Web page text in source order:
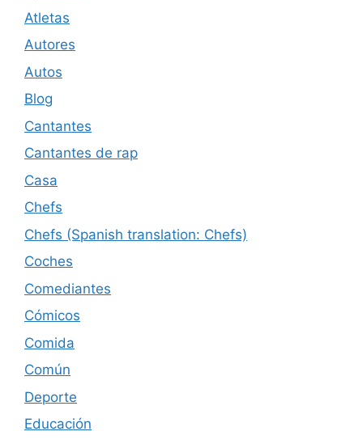
Atletas
Autores
Autos
Blog
Cantantes
Cantantes de rap
Casa
Chefs
Chefs (Spanish translation: Chefs)
Coches
Comediantes
Cómicos
Comida
Común
Deporte
Educación